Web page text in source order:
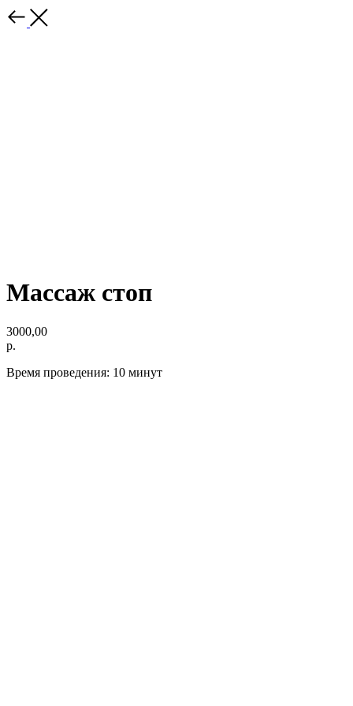
Массаж стоп
3000,00
р.
Время проведения: 10 минут